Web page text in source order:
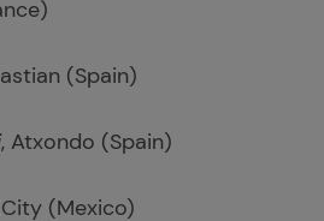
(Spain)
, Atxondo (Spain)
(Mexico)